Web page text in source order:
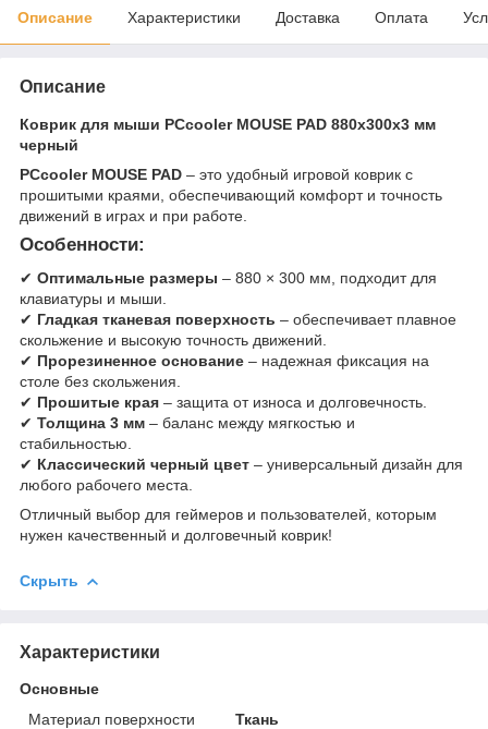
Описание Характеристики Доставка Оплата
Описание
Коврик для мыши PCcooler MOUSE PAD 880x300x3 мм
черный
PCcooler MOUSE PAD – это удобный игровой коврик с
прошитыми краями, обеспечивающий комфорт и точность
движений в играх и при работе.
Особенности:
✔ Оптимальные размеры – 880 × 300 мм, подходит для
клавиатуры и мыши.
✔ Гладкая тканевая поверхность – обеспечивает плавное
скольжение и высокую точность движений.
✔ Прорезиненное основание – надежная фиксация на
столе без скольжения.
✔ Прошитые края – защита от износа и долговечность.
✔ Толщина 3 мм – баланс между мягкостью и
стабильностью.
✔ Классический черный цвет – универсальный дизайн для
любого рабочего места.
Отличный выбор для геймеров и пользователей, которым
нужен качественный и долговечный коврик!
Скрыть
Характеристики
Основные
Материал поверхности
Ткань